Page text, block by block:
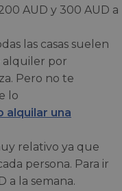
AUD y 300 AUD a
las casas suelen
alquiler por
Pero no te
lo
alquilar una
relativo ya que
persona. Para ir
a la semana.